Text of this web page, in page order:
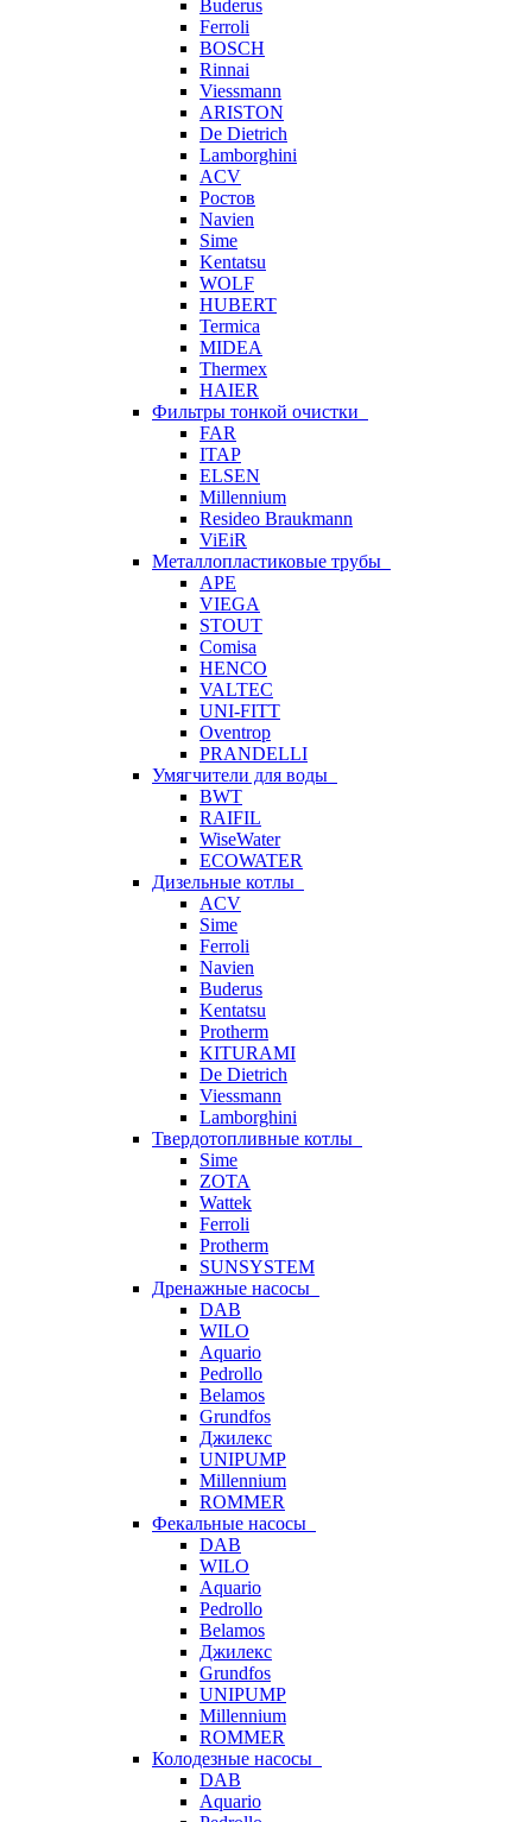
Buderus
Ferroli
BOSCH
Rinnai
Viessmann
ARISTON
De Dietrich
Lamborghini
ACV
Ростов
Navien
Sime
Kentatsu
WOLF
HUBERT
Termica
MIDEA
Thermex
HAIER
Фильтры тонкой очистки
FAR
ITAP
ELSEN
Millennium
Resideo Braukmann
ViEiR
Металлопластиковые трубы
APE
VIEGA
STOUT
Comisa
HENCO
VALTEC
UNI-FITT
Oventrop
PRANDELLI
Умягчители для воды
BWT
RAIFIL
WiseWater
ECOWATER
Дизельные котлы
ACV
Sime
Ferroli
Navien
Buderus
Kentatsu
Protherm
KITURAMI
De Dietrich
Viessmann
Lamborghini
Твердотопливные котлы
Sime
ZOTA
Wattek
Ferroli
Protherm
SUNSYSTEM
Дренажные насосы
DAB
WILO
Aquario
Pedrollo
Belamos
Grundfos
Джилекс
UNIPUMP
Millennium
ROMMER
Фекальные насосы
DAB
WILO
Aquario
Pedrollo
Belamos
Джилекс
Grundfos
UNIPUMP
Millennium
ROMMER
Колодезные насосы
DAB
Aquario